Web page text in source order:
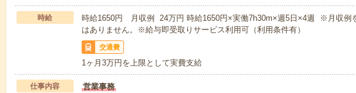
時給
時給1650円 月収例 24万円 時給1650円×実働7h30m×週5日×4週 ※月収例
はありません。※給与即受取りサービス利用可（利用条件有）
交通費
1ヶ月3万円を上限として実費支給
仕事内容
営業事務